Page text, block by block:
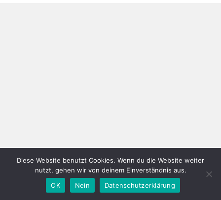
Diese Website benutzt Cookies. Wenn du die Website weiter
nutzt, gehen wir von deinem Einverständnis aus.
OK
Nein Datenschutzerklärung